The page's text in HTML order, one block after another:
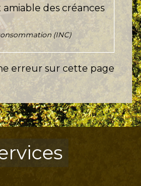
des créances
(INC)
erreur sur cette page